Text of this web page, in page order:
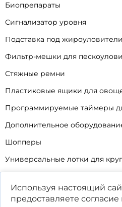
Биопрепараты
Сигнализатор уровня
Подставка под жироуловители
Фильтр-мешки для
Стяжные ремни
Пластиковые ящики для
Программируемые таймеры
Дополнительное
Шопперы
Универсальные лотки для
Уцененные товары
Используя настоящий
предоставляете